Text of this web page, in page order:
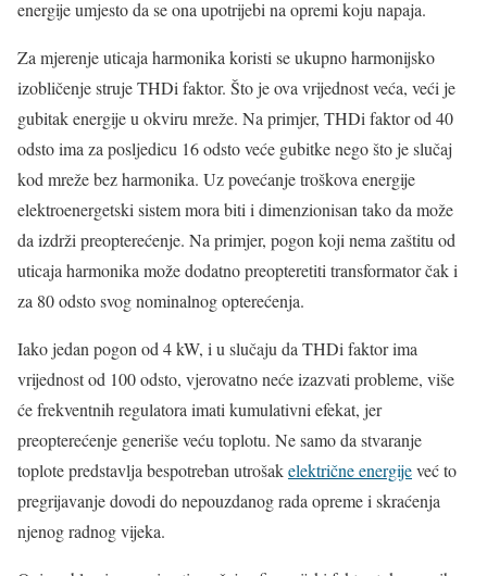
energije umjesto da se ona upotrijebi na opremi koju napaja.
Za mjerenje uticaja harmonika koristi se ukupno harmonijsko
izobličenje struje THDi faktor. Što je ova vrijednost veća, veći je
gubitak energije u okviru mreže. Na primjer, THDi faktor od 40
odsto ima za posljedicu 16 odsto veće gubitke nego što je slučaj
kod mreže bez harmonika. Uz povećanje troškova energije
elektroenergetski sistem mora biti i dimenzionisan tako da može
da izdrži preopterećenje. Na primjer, pogon koji nema zaštitu od
uticaja harmonika može dodatno preopteretiti transformator čak i
za 80 odsto svog nominalnog opterećenja.
Iako jedan pogon od 4 kW, i u slučaju da THDi faktor ima
vrijednost od 100 odsto, vjerovatno neće izazvati probleme, više
će frekventnih regulatora imati kumulativni efekat, jer
preopterećenje generiše veću toplotu. Ne samo da stvaranje
toplote predstavlja bespotreban utrošakelektrične energijeveć to
pregrijavanje dovodi do nepouzdanog rada opreme i skraćenja
njenog radnog vijeka.